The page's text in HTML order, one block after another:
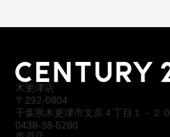
木更津店
〒292-0804
千葉県木更津市文京４丁目１－２０
0438-38-5280